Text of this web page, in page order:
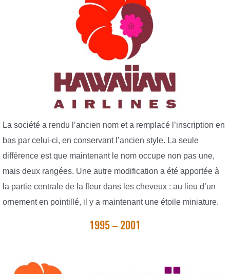
La société a rendu l’ancien nom et a remplacé l’inscription en
bas par celui-ci, en conservant l’ancien style. La seule
différence est que maintenant le nom occupe non pas une,
mais deux rangées. Une autre modification a été apportée à
la partie centrale de la fleur dans les cheveux : au lieu d’un
ornement en pointillé, il y a maintenant une étoile miniature.
1995 – 2001